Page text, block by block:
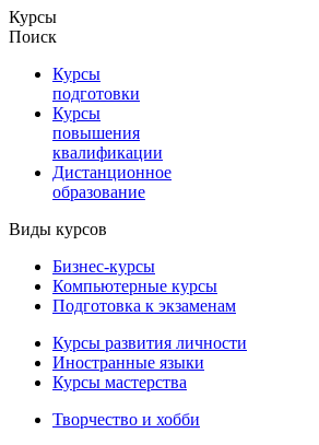
Курсы
Поиск
Курсы
подготовки
Курсы
повышения
квалификации
Дистанционное
образование
Виды курсов
Бизнес-курсы
Компьютерные курсы
Подготовка к экзаменам
Курсы развития личности
Иностранные языки
Курсы мастерства
Творчество и хобби